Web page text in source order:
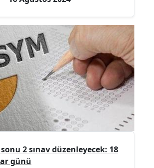
2 sınav düzenleyecek: 18
günü